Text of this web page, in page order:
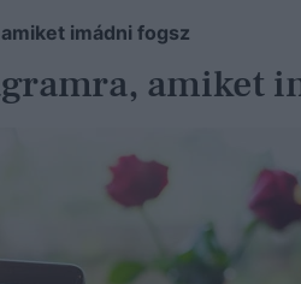
imádni fogsz
amiket